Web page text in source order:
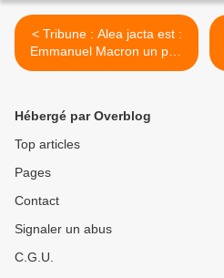
< Tribune : Alea jacta est :
Emmanuel Macron un pari
stratégique pour l’avenir de
Hébergé par Overblog
Top articles
Pages
Contact
Signaler un abus
C.G.U.